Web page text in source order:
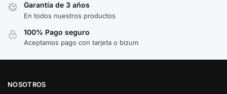
Garantía de 3 años
En todos nuestros productos
100% Pago seguro
Aceptamos pago con tarjeta o bizum
NOSOTROS